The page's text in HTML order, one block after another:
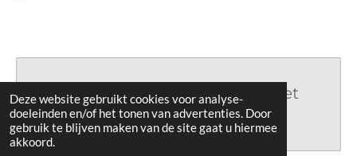
Deze website gebruikt cookies voor analyse-
doeleinden en/of het tonen van advertenties. Door
gebruik te blijven maken van de site gaat u hiermee
akkoord.
Maak jouw eigen website met
JouwWeb